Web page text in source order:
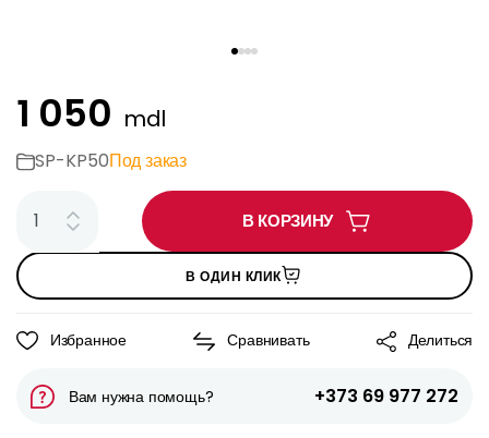
1 050 mdl
SP-KP50Под заказ
В КОРЗИНУ
В ОДИН КЛИК
Избранное Сравнивать Делиться
Вам нужна помощь? +373 69 977 272